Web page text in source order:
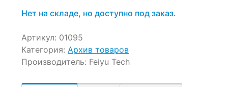
20,990 ₽.
Нет на складе, но доступно под заказ.
Артикул: 01095
Категория: Архив товаров
Производитель: Feiyu Tech